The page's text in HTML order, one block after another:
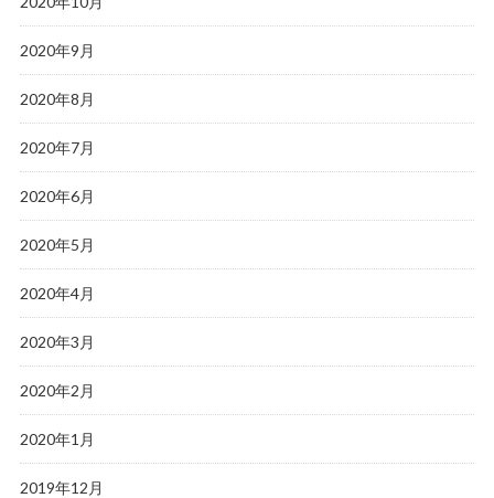
2020年9月
2020年8月
2020年7月
2020年6月
2020年5月
2020年4月
2020年3月
2020年2月
2020年1月
2019年12月